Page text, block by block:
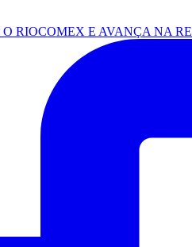
RIOCOMEX E AVANÇA NA